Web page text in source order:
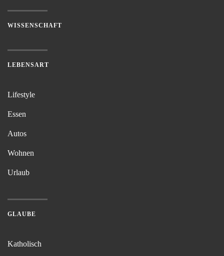
WISSENSCHAFT
LEBENSART
Lifestyle
Essen
Autos
Wohnen
Urlaub
GLAUBE
Katholisch